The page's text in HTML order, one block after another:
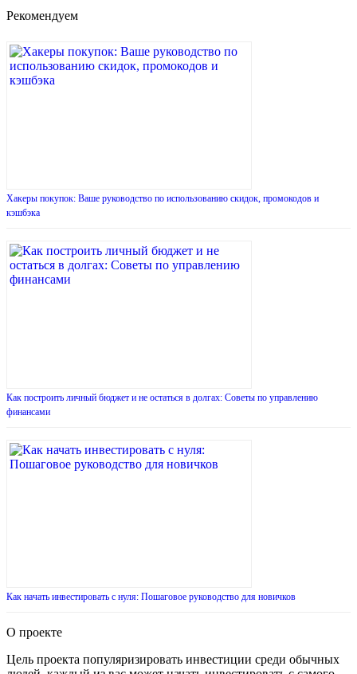
Рекомендуем
Хакеры покупок: Ваше руководство по использованию скидок, промокодов и
кэшбэка
Как построить личный бюджет и не остаться в долгах: Советы по управлению
финансами
Как начать инвестировать с нуля: Пошаговое руководство для новичков
О проекте
Цель проекта популяризировать инвестиции среди обычных